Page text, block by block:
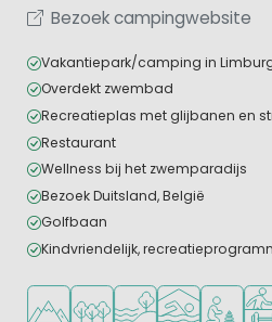
Bezoek campingwebsite
Vakantiepark/camping in
Overdekt zwembad
Recreatieplas met glijbanen en
Restaurant
Wellness bij het zwemparadijs
Bezoek Duitsland, België
Golfbaan
Kindvriendelijk,
Ligt in de heuvels/bergen
Ligt in een bosrijke
Ligt bij het water
Overdekt